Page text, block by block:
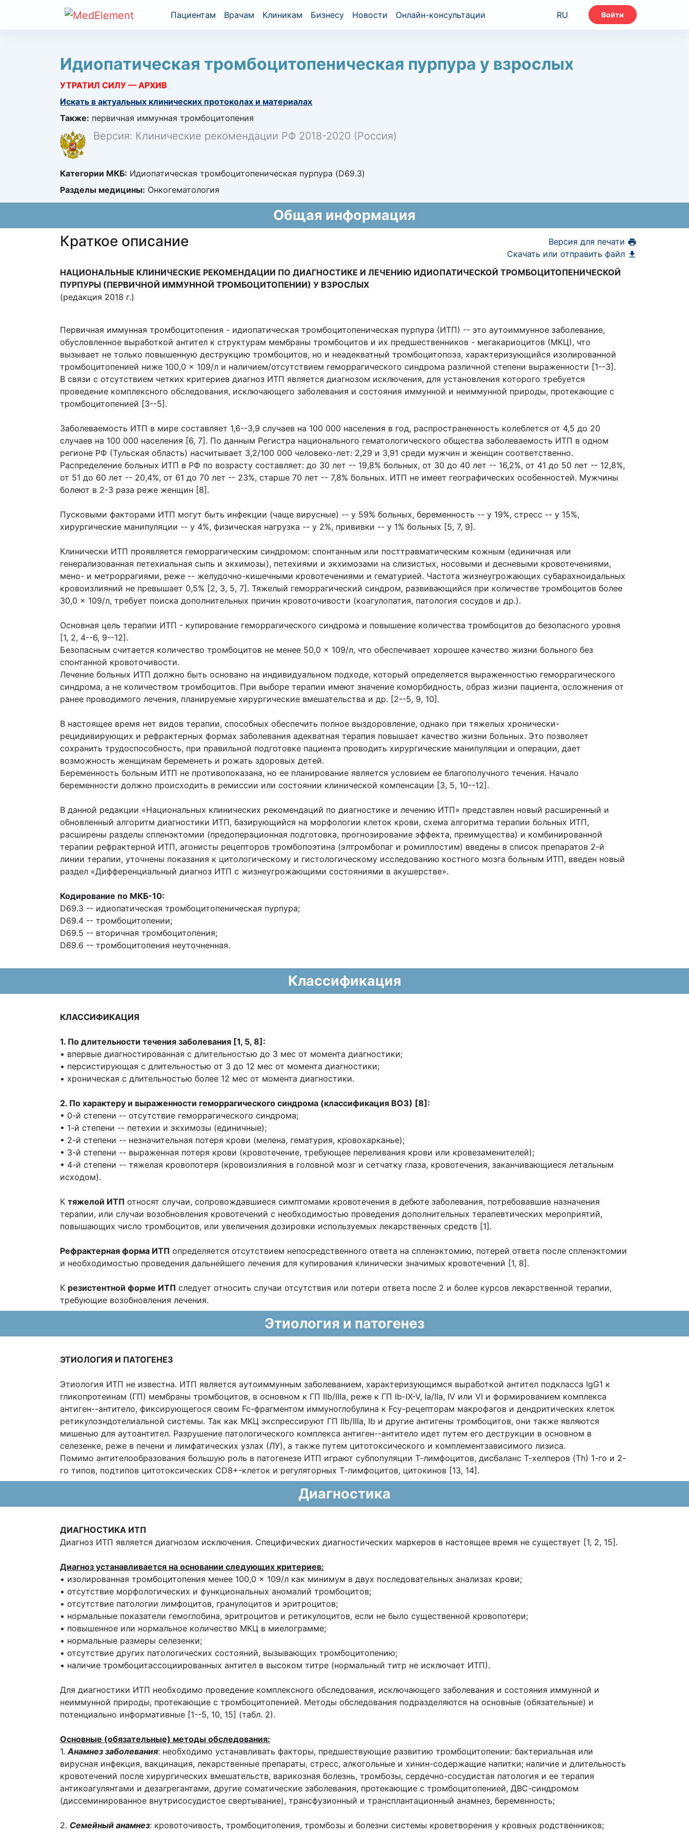
Пациентам Врачам Клиникам Бизнесу Новости Онлайн-консультации RU Войти
Идиопатическая тромбоцитопеническая пурпура у взрослых
УТРАТИЛ СИЛУ — АРХИВ
Искать в актуальных клинических протоколах и материалах
Также: первичная иммунная тромбоцитопения
Версия: Клинические рекомендации РФ 2018-2020 (Россия)
Категории МКБ: Идиопатическая тромбоцитопеническая пурпура (D69.3)
Разделы медицины: Онкогематология
Общая информация
Версия для печати
Скачать или отправить файл
Краткое описание
НАЦИОНАЛЬНЫЕ КЛИНИЧЕСКИЕ РЕКОМЕНДАЦИИ ПО ДИАГНОСТИКЕ И ЛЕЧЕНИЮ ИДИОПАТИЧЕСКОЙ ТРОМБОЦИТОПЕНИЧЕСКОЙ
ПУРПУРЫ (ПЕРВИЧНОЙ ИММУННОЙ ТРОМБОЦИТОПЕНИИ) У ВЗРОСЛЫХ
(редакция 2018 г.)
Первичная иммунная тромбоцитопения - идиопатическая тромбоцитопеническая пурпура (ИТП) -- это аутоиммунное заболевание,
обусловленное выработкой антител к структурам мембраны тромбоцитов и их предшественников - мегакариоцитов (МКЦ), что
вызывает не только повышенную деструкцию тромбоцитов, но и неадекватный тромбоцитопоэз, характеризующийся изолированной
тромбоцитопенией ниже 100,0 × 109/л и наличием/отсутствием геморрагического синдрома различной степени выраженности [1--3].
В связи с отсутствием четких критериев диагноз ИТП является диагнозом исключения, для установления которого требуется
проведение комплексного обследования, исключающего заболевания и состояния иммунной и неиммунной природы, протекающие с
тромбоцитопенией [3--5].
Заболеваемость ИТП в мире составляет 1,6--3,9 случаев на 100 000 населения в год, распространенность колеблется от 4,5 до 20
случаев на 100 000 населения [6, 7]. По данным Регистра национального гематологического общества заболеваемость ИТП в одном
регионе РФ (Тульская область) насчитывает 3,2/100 000 человеко-лет: 2,29 и 3,91 среди мужчин и женщин соответственно.
Распределение больных ИТП в РФ по возрасту составляет: до 30 лет -- 19,8% больных, от 30 до 40 лет -- 16,2%, от 41 до 50 лет -- 12,8%,
от 51 до 60 лет -- 20,4%, от 61 до 70 лет -- 23%, старше 70 лет -- 7,8% больных. ИТП не имеет географических особенностей. Мужчины
болеют в 2-3 раза реже женщин [8].
Пусковыми факторами ИТП могут быть инфекции (чаще вирусные) -- у 59% больных, беременность -- у 19%, стресс -- у 15%,
хирургические манипуляции -- у 4%, физическая нагрузка -- у 2%, прививки -- у 1% больных [5, 7, 9].
Клинически ИТП проявляется геморрагическим синдромом: спонтанным или посттравматическим кожным (единичная или
генерализованная петехиальная сыпь и экхимозы), петехиями и экхимозами на слизистых, носовыми и десневыми кровотечениями,
мено- и метроррагиями, реже -- желудочно-кишечными кровотечениями и гематурией. Частота жизнеугрожающих субарахноидальных
кровоизлияний не превышает 0,5% [2, 3, 5, 7]. Тяжелый геморрагический синдром, развивающийся при количестве тромбоцитов более
30,0 × 109/л, требует поиска дополнительных причин кровоточивости (коагулопатия, патология сосудов и др.).
Основная цель терапии ИТП - купирование геморрагического синдрома и повышение количества тромбоцитов до безопасного уровня
[1, 2, 4--6, 9--12].
Безопасным считается количество тромбоцитов не менее 50,0 × 109/л, что обеспечивает хорошее качество жизни больного без
спонтанной кровоточивости.
Лечение больных ИТП должно быть основано на индивидуальном подходе, который определяется выраженностью геморрагического
синдрома, а не количеством тромбоцитов. При выборе терапии имеют значение коморбидность, образ жизни пациента, осложнения от
ранее проводимого лечения, планируемые хирургические вмешательства и др. [2--5, 9, 10].
В настоящее время нет видов терапии, способных обеспечить полное выздоровление, однако при тяжелых хронически-
рецидивирующих и рефрактерных формах заболевания адекватная терапия повышает качество жизни больных. Это позволяет
сохранить трудоспособность, при правильной подготовке пациента проводить хирургические манипуляции и операции, дает
возможность женщинам беременеть и рожать здоровых детей.
Беременность больным ИТП не противопоказана, но ее планирование является условием ее благополучного течения. Начало
беременности должно происходить в ремиссии или состоянии клинической компенсации [3, 5, 10--12].
В данной редакции «Национальных клинических рекомендаций по диагностике и лечению ИТП» представлен новый расширенный и
обновленный алгоритм диагностики ИТП, базирующийся на морфологии клеток крови, схема алгоритма терапии больных ИТП,
расширены разделы спленэктомии (предоперационная подготовка, прогнозирование эффекта, преимущества) и комбинированной
терапии рефрактерной ИТП, агонисты рецепторов тромбопоэтина (элтромбопаг и ромиплостим) введены в список препаратов 2-й
линии терапии, уточнены показания к цитологическому и гистологическому исследованию костного мозга больным ИТП, введен новый
раздел «Дифференциальный диагноз ИТП с жизнеугрожающими состояниями в акушерстве».
Кодирование по МКБ-10:
D69.3 -- идиопатическая тромбоцитопеническая пурпура;
D69.4 -- тромбоцитопении;
D69.5 -- вторичная тромбоцитопения;
D69.6 -- тромбоцитопения неуточненная.
Классификация
КЛАССИФИКАЦИЯ
1. По длительности течения заболевания [1, 5, 8]:
• впервые диагностированная с длительностью до 3 мес от момента диагностики;
• персистирующая с длительностью от 3 до 12 мес от момента диагностики;
• хроническая с длительностью более 12 мес от момента диагностики.
2. По характеру и выраженности геморрагического синдрома (классификация ВОЗ) [8]:
• 0-й степени -- отсутствие геморрагического синдрома;
• 1-й степени -- петехии и экхимозы (единичные);
• 2-й степени -- незначительная потеря крови (мелена, гематурия, кровохарканье);
• 3-й степени -- выраженная потеря крови (кровотечение, требующее переливания крови или кровезаменителей);
• 4-й степени -- тяжелая кровопотеря (кровоизлияния в головной мозг и сетчатку глаза, кровотечения, заканчивающиеся летальным
исходом).
К тяжелой ИТП относят случаи, сопровождавшиеся симптомами кровотечения в дебюте заболевания, потребовавшие назначения
терапии, или случаи возобновления кровотечений с необходимостью проведения дополнительных терапевтических мероприятий,
повышающих число тромбоцитов, или увеличения дозировки используемых лекарственных средств [1].
Рефрактерная форма ИТП определяется отсутствием непосредственного ответа на спленэктомию, потерей ответа после спленэктомии
и необходимостью проведения дальнейшего лечения для купирования клинически значимых кровотечений [1, 8].
К резистентной форме ИТП следует относить случаи отсутствия или потери ответа после 2 и более курсов лекарственной терапии,
требующие возобновления лечения.
Этиология и патогенез
ЭТИОЛОГИЯ И ПАТОГЕНЕЗ
Этиология ИТП не известна. ИТП является аутоиммунным заболеванием, характеризующимся выработкой антител подкласса IgG1 к
гликопротеинам (ГП) мембраны тромбоцитов, в основном к ГП IIb/IIIa, реже к ГП Ib-IX-V, Ia/IIa, IV или VI и формированием комплекса
антиген--антитело, фиксирующегося своим Fc-фрагментом иммуноглобулина к Fcy-рецепторам макрофагов и дендритических клеток
ретикулоэндотелиальной системы. Так как МКЦ экспрессируют ГП IIb/IIIa, Ib и другие антигены тромбоцитов, они также являются
мишенью для аутоантител. Разрушение патологического комплекса антиген--антитело идет путем его деструкции в основном в
селезенке, реже в печени и лимфатических узлах (ЛУ), а также путем цитотоксического и комплементзависимого лизиса.
Помимо антителообразования большую роль в патогенезе ИТП играют субпопуляции Т-лимфоцитов, дисбаланс Т-хелперов (Th) 1-го и 2-
го типов, подтипов цитотоксических CD8+-клеток и регуляторных Т-лимфоцитов, цитокинов [13, 14].
Диагностика
ДИАГНОСТИКА ИТП
Диагноз ИТП является диагнозом исключения. Специфических диагностических маркеров в настоящее время не существует [1, 2, 15].
Диагноз устанавливается на основании следующих критериев:
• изолированная тромбоцитопения менее 100,0 × 109/л как минимум в двух последовательных анализах крови;
• отсутствие морфологических и функциональных аномалий тромбоцитов;
• отсутствие патологии лимфоцитов, гранулоцитов и эритроцитов;
• нормальные показатели гемоглобина, эритроцитов и ретикулоцитов, если не было существенной кровопотери;
• повышенное или нормальное количество МКЦ в миелограмме;
• нормальные размеры селезенки;
• отсутствие других патологических состояний, вызывающих тромбоцитопению;
• наличие тромбоцитассоциированных антител в высоком титре (нормальный титр не исключает ИТП).
Для диагностики ИТП необходимо проведение комплексного обследования, исключающего заболевания и состояния иммунной и
неиммунной природы, протекающие с тромбоцитопенией. Методы обследования подразделяются на основные (обязательные) и
потенциально информативные [1--5, 10, 15] (табл. 2).
Основные (обязательные) методы обследования:
1. Анамнез заболевания: необходимо устанавливать факторы, предшествующие развитию тромбоцитопении: бактериальная или
вирусная инфекция, вакцинация, лекарственные препараты, стресс, алкогольные и хинин-содержащие напитки; наличие и длительность
кровотечений после хирургических вмешательств, варикозная болезнь, тромбозы, сердечно-сосудистая патология и ее терапия
антикоагулянтами и дезагрегантами, другие соматические заболевания, протекающие с тромбоцитопенией, ДВС-синдромом
(диссеминированное внутрисосудистое свертывание), трансфузионный и трансплантационный анамнез, беременность;
2. Семейный анамнез: кровоточивость, тромбоцитопения, тромбозы и болезни системы кроветворения у кровных родственников;